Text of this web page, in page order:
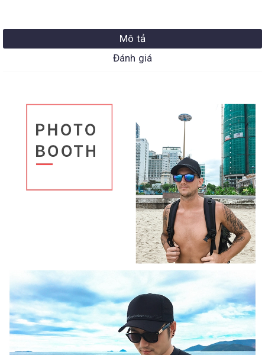
Mô tả
Đánh giá